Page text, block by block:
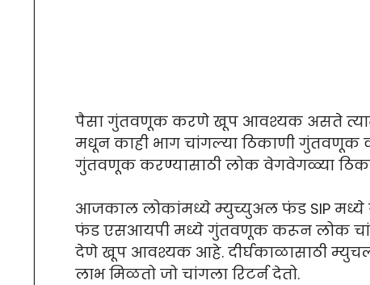
पैसा गुंतवणूक करणे खूप आवश्यक असते
मधून काही भाग चांगल्या ठिकाणी गुंतवणूक
गुंतवणूक करण्यासाठी लोक वेगवेगळ्या
आजकाल लोकांमध्ये म्युच्युअल फंड SIP
फंड एसआयपी मध्ये गुंतवणूक करून लोक
देणे खूप आवश्यक आहे. दीर्घकाळासाठी
लाभ मिळतो जो चांगला रिटर्न देतो.